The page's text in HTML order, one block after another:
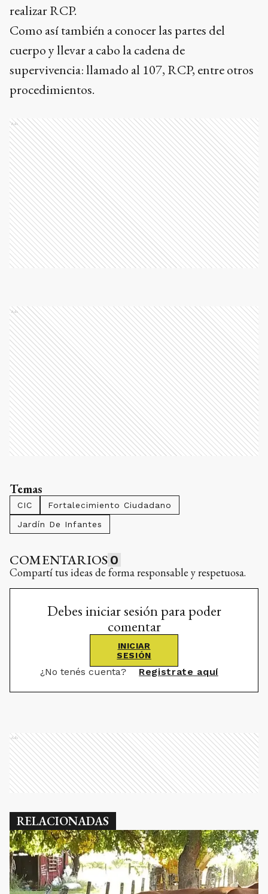
realizar RCP.
Como así también a conocer las partes del
cuerpo y llevar a cabo la cadena de
supervivencia: llamado al 107, RCP, entre otros
procedimientos.
Ads
Ads
Temas
CIC
Fortalecimiento Ciudadano
Jardín De Infantes
COMENTARIOS 0
Compartí tus ideas de forma responsable y respetuosa.
Debes iniciar sesión para poder
comentar
INICIAR
SESIÓN
¿No tenés cuenta? Registrate aquí
Ads
RELACIONADAS